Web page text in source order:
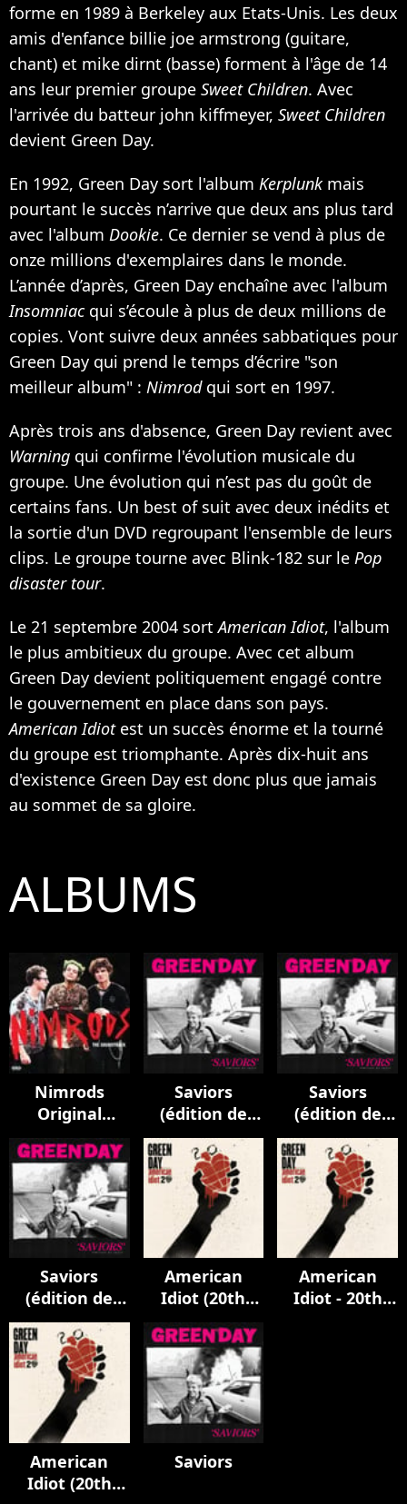
forme en 1989 à Berkeley aux Etats-Unis. Les deux
amis d'enfance billie joe armstrong (guitare,
chant) et mike dirnt (basse) forment à l'âge de 14
ans leur premier groupe Sweet Children. Avec
l'arrivée du batteur john kiffmeyer, Sweet Children
devient Green Day.
En 1992, Green Day sort l'album Kerplunk mais
pourtant le succès n’arrive que deux ans plus tard
avec l'album Dookie. Ce dernier se vend à plus de
onze millions d'exemplaires dans le monde.
L’année d’après, Green Day enchaîne avec l'album
Insomniacqui s’écoule à plus de deux millions de
copies. Vont suivre deux années sabbatiques pour
Green Day qui prend le temps d’écrire "son
meilleur album" : Nimrodqui sort en 1997.
Après trois ans d'absence, Green Day revient avec
Warning qui confirme l'évolution musicale du
groupe. Une évolution qui n’est pas du goût de
certains fans. Un best of suit avec deux inédits et
la sortie d'un DVD regroupant l'ensemble de leurs
clips. Le groupe tourne avec Blink-182 sur le Pop
disaster tour.
Le 21 septembre 2004 sortAmerican Idiot, l'album
le plus ambitieux du groupe. Avec cet album
Green Day devient politiquement engagé contre
le gouvernement en place dans son pays.
American Idiotest un succès énorme et la tourné
du groupe est triomphante. Après dix-huit ans
d'existence Green Day est donc plus que jamais
au sommet de sa gloire.
ALBUMS
Nimrods
Original
Soundtrack
Saviors
(édition de
luxe)
Saviors
(édition de
luxe)
Saviors
(édition de
luxe)
American
Idiot (20th
Anniversary -
Jesus of
Suburbia)
American
Idiot - 20th
American
Idiot (20th
Saviors